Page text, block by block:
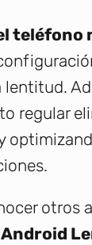
teléfono
regular
otros